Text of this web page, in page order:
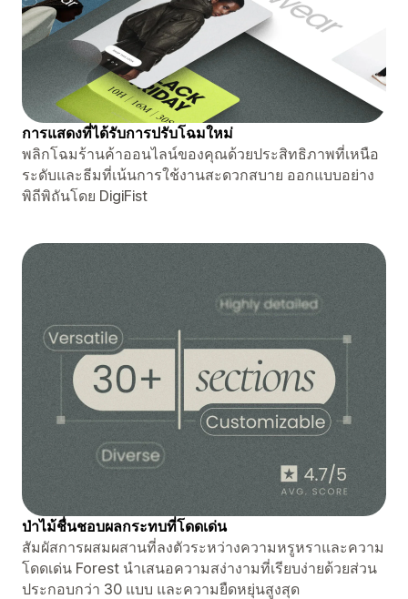
การแสดงที่ได้รับการปรับโฉมใหม่
พลิกโฉมร้านค้าออนไลน์ของคุณด้วยประสิทธิภาพที่เหนือ
ระดับและธีมที่เน้นการใช้งานสะดวกสบาย ออกแบบอย่าง
พิถีพิถันโดย DigiFist
ป่าไม้ชื่นชอบผลกระทบที่โดดเด่น
สัมผัสการผสมผสานที่ลงตัวระหว่างความหรูหราและความ
โดดเด่น Forest นำเสนอความสง่างามที่เรียบง่ายด้วยส่วน
ประกอบกว่า 30 แบบ และความยืดหยุ่นสูงสุด